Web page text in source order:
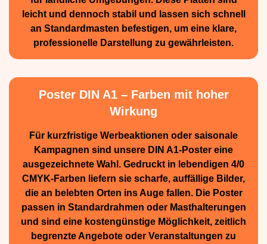
leicht und dennoch stabil und lassen sich schnell
an Standard­masten befestigen, um eine klare,
professionelle Darstellung zu gewährleisten.
Poster DIN A1 – Farben mit hoher
Wirkung
Für kurzfristige Werbe­aktionen oder saisonale
Kampagnen sind unsere DIN A1-Poster eine
ausge­zeichnete Wahl. Gedruckt in lebendigen 4/0
CMYK-Farben liefern sie scharfe, auffällige Bilder,
die an belebten Orten ins Auge fallen. Die Poster
passen in Standardrahmen oder Masthalterungen
und sind eine kostengünstige Möglichkeit, zeitlich
begrenzte Angebote oder Veranstaltungen zu